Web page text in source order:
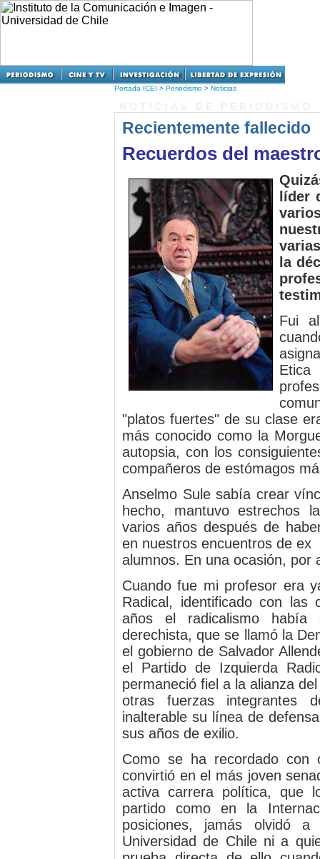
Portada ICEI > Periodismo > Noticias
Recientemente fallecido
Recuerdos del
líder
la
Fui
"platos fuertes" de su clase
más conocido como la
autopsia, con los
compañeros de estómagos
Anselmo Sule sabía crear
hecho, mantuvo estrechos
varios años después de
en nuestros encuentros de ex
alumnos. En una ocasión, por
Cuando fue mi profesor era
Radical, identificado con las
años el radicalismo
derechista, que se llamó la
el gobierno de Salvador
el Partido de Izquierda
permaneció fiel a la alianza
otras fuerzas integrantes
inalterable su línea de
sus años de exilio.
Como se ha recordado con
convirtió en el más joven
activa carrera política, que
partido como en la
posiciones, jamás olvidó
Universidad de Chile ni a